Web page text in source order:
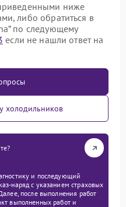
ниже
либо обратиться в
по следующему
если не нашли ответ на
холодильников
и последующий
наряд с указанием страховых
после выполнения работ
выполненных работ и